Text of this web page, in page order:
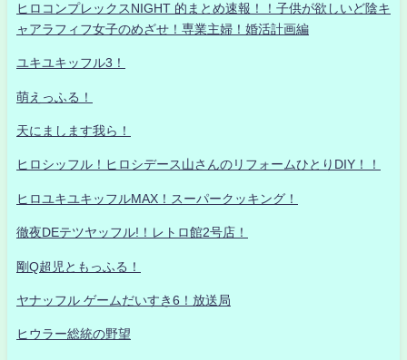
ヒロコンプレックスNIGHT 的まとめ速報！！子供が欲しいど陰キ
ャアラフィフ女子のめざせ！専業主婦！婚活計画編
ユキユキッフル3！
萌えっふる！
天にまします我ら！
ヒロシッフル！ヒロシデース山さんのリフォームひとりDIY！！
ヒロユキユキッフルMAX！スーパークッキング！
徹夜DEテツヤッフル!！レトロ館2号店！
剛Q超児ともっふる！
ヤナッフル ゲームだいすき6！放送局
ヒウラー総統の野望